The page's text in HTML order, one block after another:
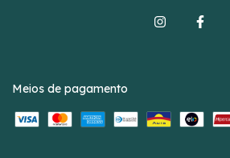
Meios de pagamento